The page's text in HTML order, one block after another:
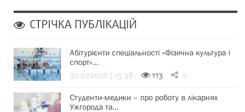
СТРІЧКА ПУБЛІКАЦІЙ
Абітурієнти спеціальності «Фізична культура і
спорт»…
30.07.2026 | 15:38 113 0
Студенти-медики – про роботу в лікарнях
Ужгорода та…